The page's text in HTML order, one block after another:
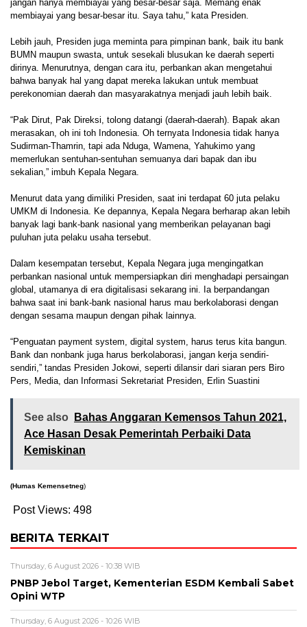
jangan hanya membiayai yang besar-besar saja. Memang enak
membiayai yang besar-besar itu. Saya tahu,” kata Presiden.
Lebih jauh, Presiden juga meminta para pimpinan bank, baik itu bank
BUMN maupun swasta, untuk sesekali blusukan ke daerah seperti
dirinya. Menurutnya, dengan cara itu, perbankan akan mengetahui
bahwa banyak hal yang dapat mereka lakukan untuk membuat
perekonomian daerah dan masyarakatnya menjadi jauh lebih baik.
“Pak Dirut, Pak Direksi, tolong datangi (daerah-daerah). Bapak akan
merasakan, oh ini toh Indonesia. Oh ternyata Indonesia tidak hanya
Sudirman-Thamrin, tapi ada Nduga, Wamena, Yahukimo yang
memerlukan sentuhan-sentuhan semuanya dari bapak dan ibu
sekalian,” imbuh Kepala Negara.
Menurut data yang dimiliki Presiden, saat ini terdapat 60 juta pelaku
UMKM di Indonesia. Ke depannya, Kepala Negara berharap akan lebih
banyak lagi bank-bank nasional yang memberikan pelayanan bagi
puluhan juta pelaku usaha tersebut.
Dalam kesempatan tersebut, Kepala Negara juga mengingatkan
perbankan nasional untuk mempersiapkan diri menghadapi persaingan
global, utamanya di era digitalisasi sekarang ini. Ia berpandangan
bahwa saat ini bank-bank nasional harus mau berkolaborasi dengan
dengan sesama maupun dengan pihak lainnya.
“Penguatan payment system, digital system, harus terus kita bangun.
Bank dan nonbank juga harus berkolaborasi, jangan kerja sendiri-
sendiri,” tandas Presiden Jokowi, seperti dilansir dari siaran pers Biro
Pers, Media, dan Informasi Sekretariat Presiden, Erlin Suastini
See also
Bahas Anggaran Kemensos Tahun 2021,
Ace Hasan Desak Pemerintah Perbaiki Data
Kemiskinan
(Humas Kemensetneg)
Post Views: 498
BERITA TERKAIT
Thursday, 6 August 2026 - 10:38 WIB
PNBP Jebol Target, Kementerian ESDM Kembali Sabet
Opini WTP
Thursday, 6 August 2026 - 10:26 WIB